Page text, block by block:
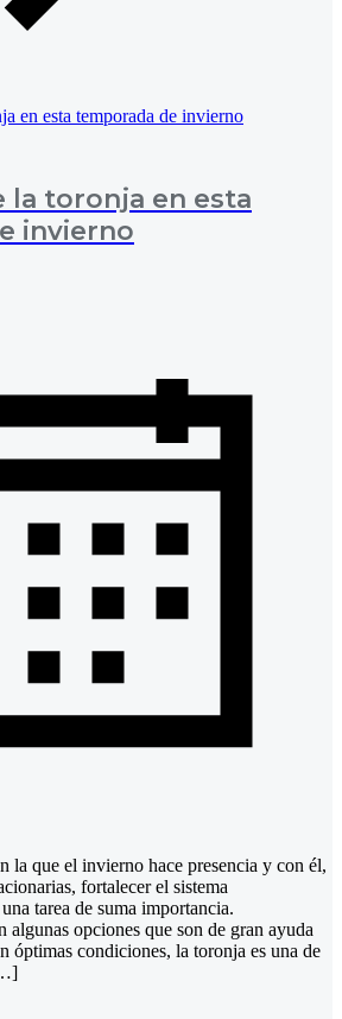
la toronja en esta
invierno
la que el invierno hace presencia y con él,
fortalecer el sistema
tarea de suma importancia.
algunas opciones que son de gran ayuda
óptimas condiciones, la toronja es una de